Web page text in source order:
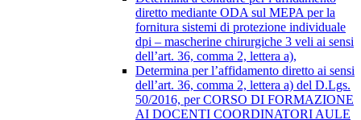
diretto mediante ODA sul MEPA per la
fornitura sistemi di protezione individuale
dpi – mascherine chirurgiche 3 veli ai sensi
dell’art. 36, comma 2, lettera a),
Determina per l’affidamento diretto ai sensi
dell’art. 36, comma 2, lettera a) del D.Lgs.
50/2016, per CORSO DI FORMAZIONE
AI DOCENTI COORDINATORI AULE